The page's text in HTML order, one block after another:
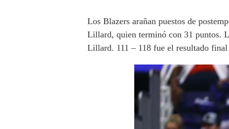
Los Blazers arañan puestos de
Lillard, quien terminó con 31 puntos.
Lillard. 111 – 118 fue el resultado